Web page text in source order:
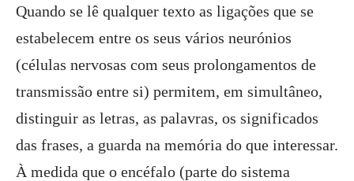
Quando se lê qualquer texto as ligações que se
estabelecem entre os seus vários neurónios
(células nervosas com seus prolongamentos de
transmissão entre si) permitem, em simultâneo,
distinguir as letras, as palavras, os significados
das frases, a guarda na memória do que interessar.
À medida que o encéfalo (parte do sistema